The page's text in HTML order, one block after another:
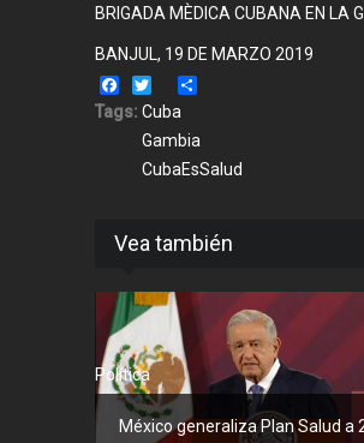
BRIGADA MÈDICA CUBANA EN LA
BANJUL, 19 DE MARZO 2019
Facebook
Twitter
Tags: Cuba
Gambia
CubaEsSalud
Vea también
Política
México generaliza Plan Salud a